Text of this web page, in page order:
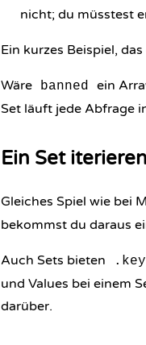
nicht; du müsstest
Ein kurzes Beispiel,
Wäre banned ein
Set läuft jede Abfrage
Ein Set iterieren
Gleiches Spiel wie bei
bekommst du daraus
Auch Sets bieten
und Values bei einem
darüber.